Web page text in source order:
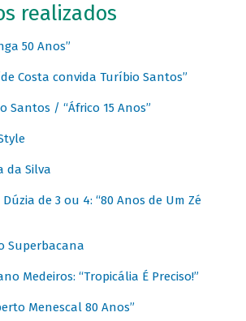
realizados
50 Anos”
Costa convida Turíbio Santos”
Santos / “Áfrico 15 Anos”
da Silva
Dúzia de 3 ou 4: “80 Anos de Um Zé
Superbacana
Medeiros: “Tropicália É Preciso!”
Menescal 80 Anos”